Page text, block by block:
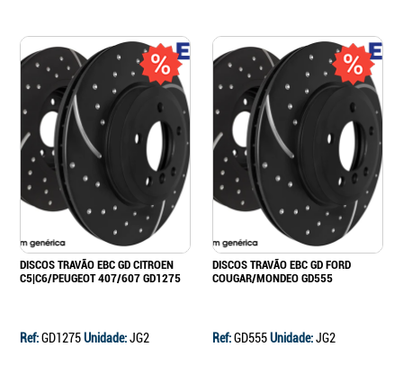
DISCOS TRAVÃO EBC GD CITROEN
C5|C6/PEUGEOT 407/607 GD1275
Ref:GD1275Unidade:JG2
DISCOS TRAVÃO EBC GD FORD
COUGAR/MONDEO GD555
Ref:GD555Unidade:JG2